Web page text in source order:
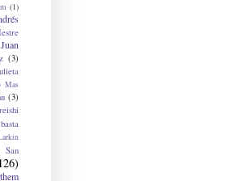
(1)
Juan
(3)
Mas
(3)
San